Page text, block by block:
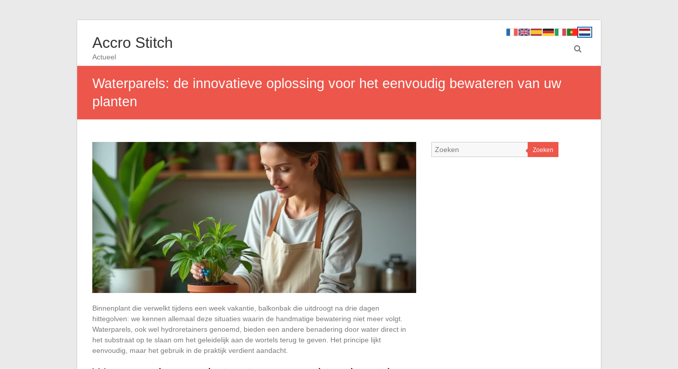
Accro Stitch
Actueel
Waterparels: de innovatieve oplossing voor het eenvoudig bewateren van uw
planten
Binnenplant die verwelkt tijdens een week vakantie, balkonbak die uitdroogt na drie dagen
hittegolven: we kennen allemaal deze situaties waarin de handmatige bewatering niet meer volgt.
Waterparels, ook wel hydroretainers genoemd, bieden een andere benadering door water direct in
het substraat op te slaan om het geleidelijk aan de wortels terug te geven. Het principe lijkt
eenvoudig, maar het gebruik in de praktijk verdient aandacht.
Zoeken